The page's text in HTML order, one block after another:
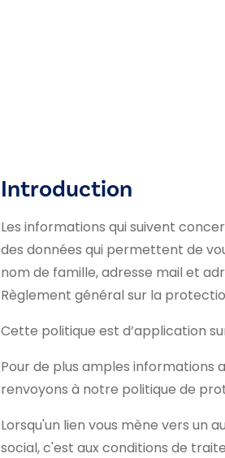
Introduction
Les informations qui suivent
des données qui permettent de
nom de famille, adresse mail et
Règlement général sur la
Cette politique est d’application
Pour de plus amples informations
renvoyons à notre politique de
Lorsqu'un lien vous mène vers un
social, c'est aux conditions de